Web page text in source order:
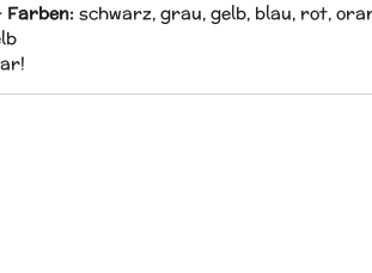
Farben: schwarz, grau, gelb, blau, rot,